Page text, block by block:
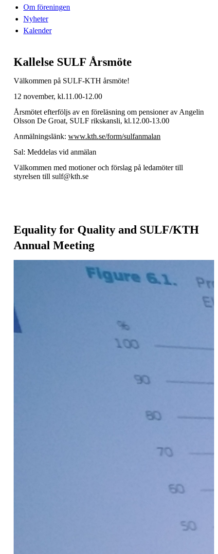
Om föreningen
Nyheter
Kalender
Kallelse SULF Årsmöte
Välkommen på SULF-KTH årsmöte!
12 november, kl.11.00-12.00
Årsmötet efterföljs av en föreläsning om pensioner av Angelin
Olsson De Groat, SULF rikskansli, kl.12.00-13.00
Anmälningslänk: www.kth.se/form/sulfanmalan
Sal: Meddelas vid anmälan
Välkommen med motioner och förslag på ledamöter till
styrelsen till sulf@kth.se
Equality for Quality and SULF/KTH
Annual Meeting